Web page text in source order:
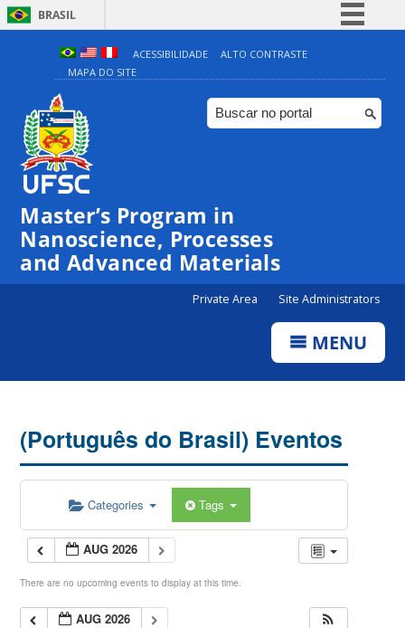
BRASIL
Simplifique!
Comunica BR
Participe
ACESSIBILIDADE
ALTO CONTRASTE
MAPA DO SITE
Master’s Program in
Nanoscience, Processes
and Advanced Materials
Private Area Site Administrators
MENU
(Português do Brasil) Eventos
Categories Tags
AUG 2026
There are no upcoming events to display at this time.
AUG 2026